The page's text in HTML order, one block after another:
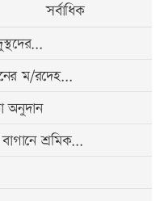
সর্বাধিক
ম/রদেহ...
অনুদান
শ্রমিক...